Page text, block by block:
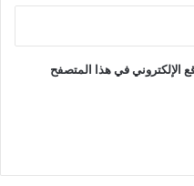
الإلكتروني في هذا المتصفح